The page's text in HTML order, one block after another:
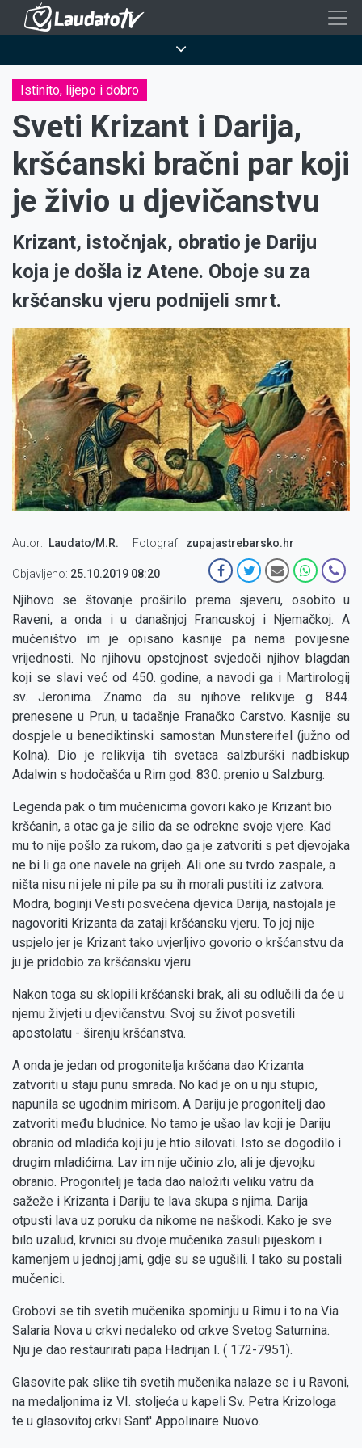
Skoči
sadržaj
Istinito, lijepo i dobro
Sveti Krizant i Darija,
kršćanski bračni par koji
je živio u djevičanstvu
Krizant, istočnjak, obratio je Dariju
koja je došla iz Atene. Oboje su za
kršćansku vjeru podnijeli smrt.
Autor Laudato/M.R. Fotograf zupajastrebarsko.hr
Objavljeno: 25.10.2019 08:20
Njihovo se štovanje proširilo prema sjeveru, osobito u
Raveni, a onda i u današnjoj Francuskoj i Njemačkoj. A
mučeništvo im je opisano kasnije pa nema povijesne
vrijednosti. No njihovu opstojnost svjedoči njihov blagdan
koji se slavi već od 450. godine, a navodi ga i Martirologij
sv. Jeronima. Znamo da su njihove relikvije g. 844.
prenesene u Prun, u tadašnje Franačko Carstvo. Kasnije su
dospjele u benediktinski samostan Munstereifel (južno od
Kolna). Dio je relikvija tih svetaca salzburški nadbiskup
Adalwin s hodočašća u Rim god. 830. prenio u Salzburg.
Legenda pak o tim mučenicima govori kako je Krizant bio
kršćanin, a otac ga je silio da se odrekne svoje vjere. Kad
mu to nije pošlo za rukom, dao ga je zatvoriti s pet djevojaka
ne bi li ga one navele na grijeh. Ali one su tvrdo zaspale, a
ništa nisu ni jele ni pile pa su ih morali pustiti iz zatvora.
Modra, boginji Vesti posvećena djevica Darija, nastojala je
nagovoriti Krizanta da zataji kršćansku vjeru. To joj nije
uspjelo jer je Krizant tako uvjerljivo govorio o kršćanstvu da
ju je pridobio za kršćansku vjeru.
Nakon toga su sklopili kršćanski brak, ali su odlučili da će u
njemu živjeti u djevičanstvu. Svoj su život posvetili
apostolatu - širenju kršćanstva.
A onda je jedan od progonitelja kršćana dao Krizanta
zatvoriti u staju punu smrada. No kad je on u nju stupio,
napunila se ugodnim mirisom. A Dariju je progonitelj dao
zatvoriti među bludnice. No tamo je ušao lav koji je Dariju
obranio od mladića koji ju je htio silovati. Isto se dogodilo i
drugim mladićima. Lav im nije učinio zlo, ali je djevojku
obranio. Progonitelj je tada dao naložiti veliku vatru da
sažeže i Krizanta i Dariju te lava skupa s njima. Darija
otpusti lava uz poruku da nikome ne naškodi. Kako je sve
bilo uzalud, krvnici su dvoje mučenika zasuli pijeskom i
kamenjem u jednoj jami, gdje su se ugušili. I tako su postali
mučenici.
Grobovi se tih svetih mučenika spominju u Rimu i to na Via
Salaria Nova u crkvi nedaleko od crkve Svetog Saturnina.
Nju je dao restaurirati papa Hadrijan I. ( 172-7951).
Glasovite pak slike tih svetih mučenika nalaze se i u Ravoni,
na medaljonima iz VI. stoljeća u kapeli Sv. Petra Krizologa
te u glasovitoj crkvi Sant' Appolinaire Nuovo.